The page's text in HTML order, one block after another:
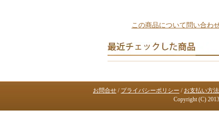
この商品について問い合わ
お問合せ / プライバシーポリシー / お支払い方
Copyright (C)